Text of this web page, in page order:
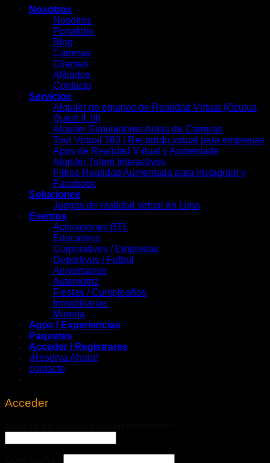
Nosotros
Nosotros
Portafolio
Blog
Carreras
Clientes
Afiliados
Contacto
Servicios
Alquiler de equipos de Realidad Virtual (Oculus
Quest II, III)
Alquiler Simuladores Autos de Carreras
Tour Virtual 360 | Recorrido virtual para empresas
Apps de Realidad Virtual y Aumentada
Alquiler Totem Interactivos
Filtros Realidad Aumentada para Instagram y
Facebook
Soluciones
Juegos de realidad virtual en Lima
Eventos
Activaciones BTL
Educativos
Corporativos / Empresas
Deportivos / Futbol
Aniversarios
Automotriz
Fiestas / Cumpleaños
Inmobiliarias
Minería
Apps / Experiencias
Paquetes
Acceder / Registrarse
¡Reserva Ahora!
contacto
Acceder